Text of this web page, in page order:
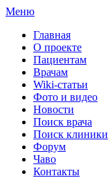
Меню
Главная
О проекте
Пациентам
Врачам
Wiki-статьи
Фото и видео
Новости
Поиск врача
Поиск клиники
Форум
Чаво
Контакты